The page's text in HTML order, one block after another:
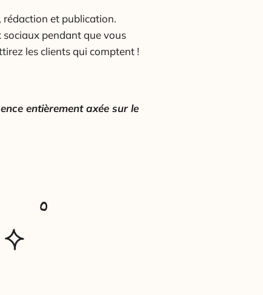
rédaction et publication.
sociaux pendant que vous
les clients qui comptent !
entièrement axée sur le